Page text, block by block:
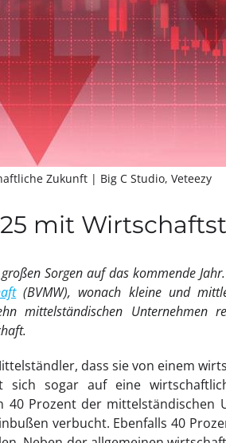
Zukunft | Big C Studio, Veteezy
mit
Sorgen auf das kommende
(BVMW), wonach kleine und
mittelständischen Unternehmen
dass sie von einem
sich sogar auf eine
40 Prozent der mittelständischen
verbucht. Ebenfalls 40